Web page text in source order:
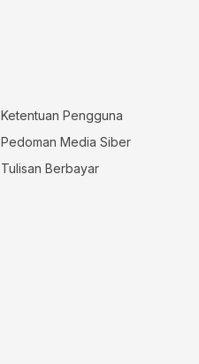
Ketentuan Pengguna
Pedoman Media Siber
Tulisan Berbayar